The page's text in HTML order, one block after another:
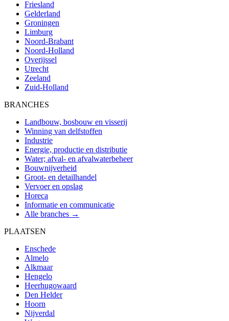
Friesland
Gelderland
Groningen
Limburg
Noord-Brabant
Noord-Holland
Overijssel
Utrecht
Zeeland
Zuid-Holland
BRANCHES
Landbouw, bosbouw en visserij
Winning van delfstoffen
Industrie
Energie, productie en distributie
Water; afval- en afvalwaterbeheer
Bouwnijverheid
Groot- en detailhandel
Vervoer en opslag
Horeca
Informatie en communicatie
Alle branches →
PLAATSEN
Enschede
Almelo
Alkmaar
Hengelo
Heerhugowaard
Den Helder
Hoorn
Nijverdal